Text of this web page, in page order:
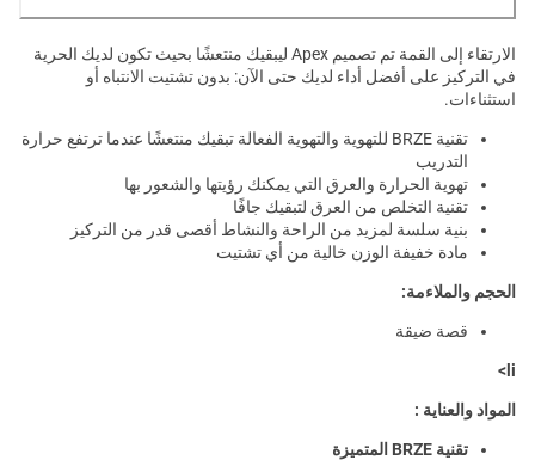
الارتقاء إلى القمة تم تصميم Apex ليبقيك منتعشًا بحيث تكون لديك الحرية
في التركيز على أفضل أداء لديك حتى الآن: بدون تشتيت الانتباه أو
استثناءات.
تقنية BRZE للتهوية والتهوية الفعالة تبقيك منتعشًا عندما ترتفع حرارة
التدريب
تهوية الحرارة والعرق التي يمكنك رؤيتها والشعور بها
تقنية التخلص من العرق لتبقيك جافًا
بنية سلسة لمزيد من الراحة والنشاط أقصى قدر من التركيز
مادة خفيفة الوزن خالية من أي تشتيت
الحجم والملاءمة:
قصة ضيقة
li>
المواد والعناية :
تقنية BRZE المتميزة